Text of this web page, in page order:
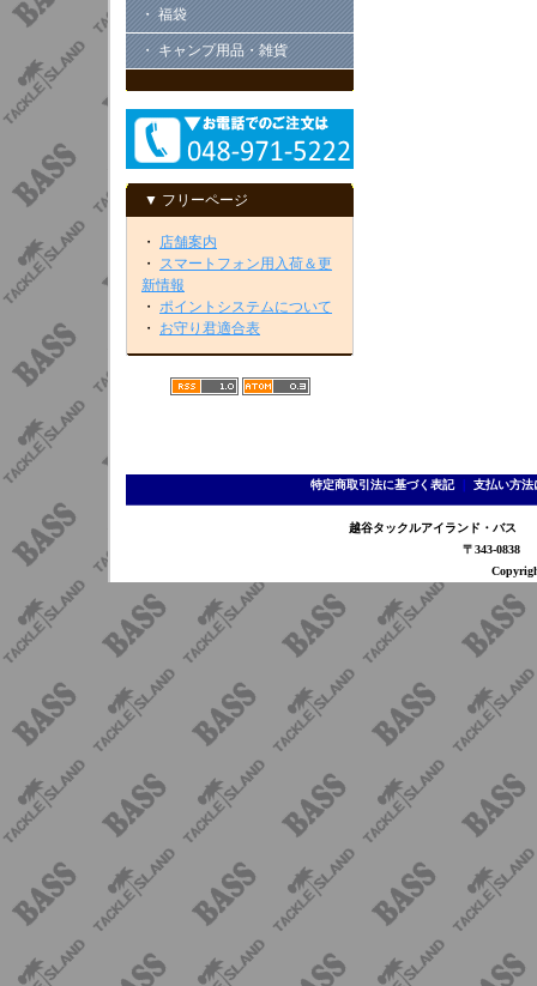
・ 福袋
・ キャンプ用品・雑貨
▼ フリーページ
・ 店舗案内
・ スマートフォン用入荷＆更
新情報
・ ポイントシステムについて
・ お守り君適合表
特定商取引法に基づく表記｜ 支払い方法
越谷タックルアイランド・バ
〒343-0838